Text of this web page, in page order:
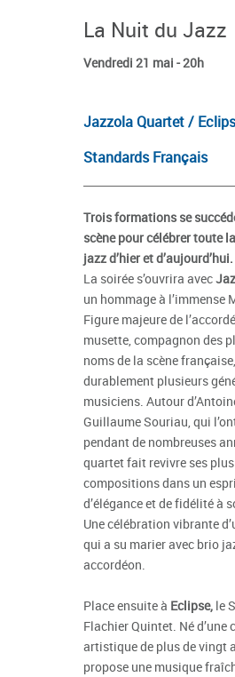
La Nuit du Jazz
Vendredi 21 mai - 20h
Jazzola Quartet /
Standards Français
Trois formations se
scène pour célébrer toute
jazz d’hier et d’aujourd’hui.
La soirée s’ouvrira avec
un hommage à l’immense
Figure majeure de
musette, compagnon des
noms de la scène
durablement plusieurs
musiciens. Autour
Guillaume Souriau, qui
pendant de nombreuses
quartet fait revivre ses
compositions dans un
d’élégance et de fidélité à
Une célébration vibrante
qui a su marier avec brio
accordéon.
Place ensuite à Eclipse, le
Flachier Quintet. Né d’une
artistique de plus de vingt
propose une musique